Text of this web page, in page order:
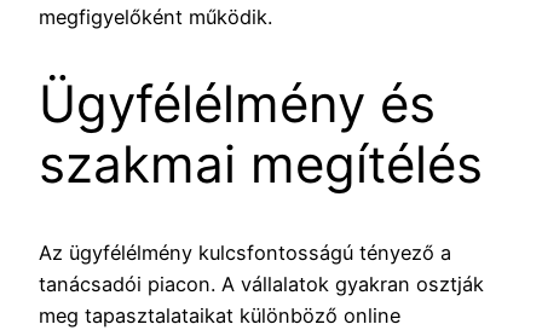
megfigyelőként működik.
Ügyfélélmény és
szakmai megítélés
Az ügyfélélmény kulcsfontosságú tényező a
tanácsadói piacon. A vállalatok gyakran osztják
meg tapasztalataikat különböző online